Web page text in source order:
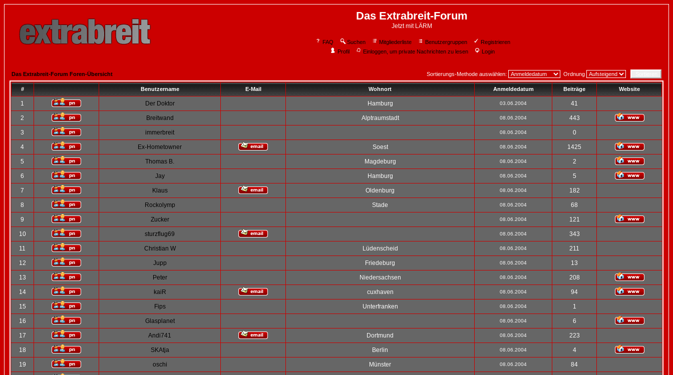
Das Extrabreit-Forum
Jetzt mit LÄRM
FAQ Suchen Mitgliederliste Benutzergruppen
Registrieren
Profil
Einloggen, um private Nachrichten zu lesen Login
Das Extrabreit-Forum Foren-Übersicht Sortierungs-Methode auswählen: Ordnung
# Benutzername E-Mail Wohnort Anmeldedatum Beiträge Website
1 Der Doktor Hamburg 03.06.2004 41
2 Breitwand Alptraumstadt 08.06.2004 443
3 immerbreit 08.06.2004 0
4 Ex-Hometowner Soest 08.06.2004 1425
5 Thomas B. Magdeburg 08.06.2004 2
6 Jay Hamburg 08.06.2004 5
7 Klaus Oldenburg 08.06.2004 182
8 Rockolymp Stade 08.06.2004 68
9 Zucker 08.06.2004 121
10 sturzflug69 08.06.2004 343
11 Christian W Lüdenscheid 08.06.2004 211
12 Jupp Friedeburg 08.06.2004 13
13 Peter Niedersachsen 08.06.2004 208
14 kaiR cuxhaven 08.06.2004 94
15 Fips Unterfranken 08.06.2004 1
16 Glasplanet 08.06.2004 6
17 Andi741 Dortmund 08.06.2004 223
18 SKAtja Berlin 08.06.2004 4
19 oschi Münster 08.06.2004 84